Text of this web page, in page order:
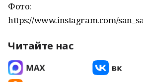
Фото:
https://www.instagram.com/
Читайте нас